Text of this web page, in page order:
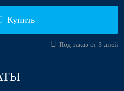
Купить
Под заказ от 3 дней